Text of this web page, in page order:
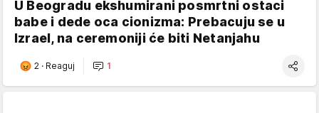
U Beogradu ekshumirani posmrtni ostaci
babe i dede oca cionizma: Prebacuju se u
Izrael, na ceremoniji će biti Netanjahu
2 · Reaguj 1